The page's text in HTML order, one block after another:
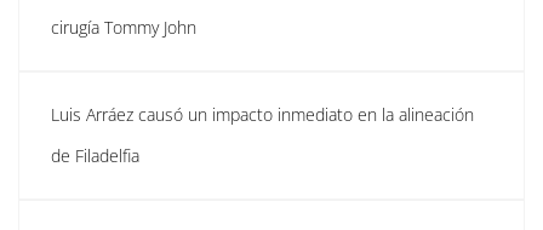
cirugía Tommy John
Luis Arráez causó un impacto inmediato en la alineación
de Filadelfia